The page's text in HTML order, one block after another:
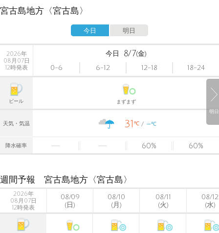
宮古島地方〈宮古島〉
今日 明日
明日
2026年
08月07日
12時発表
今日 8/7(金)
0-6
6-12 12-18 18-24
ビール まずまず
天気・気温 31 ℃ -℃
降水確率 60% 60%
週間予報 宮古島地方〈宮古島〉
2026年
08月07日
12時発表
08/09
(日)
08/10
(月)
08/11
(火)
08/12
(水)